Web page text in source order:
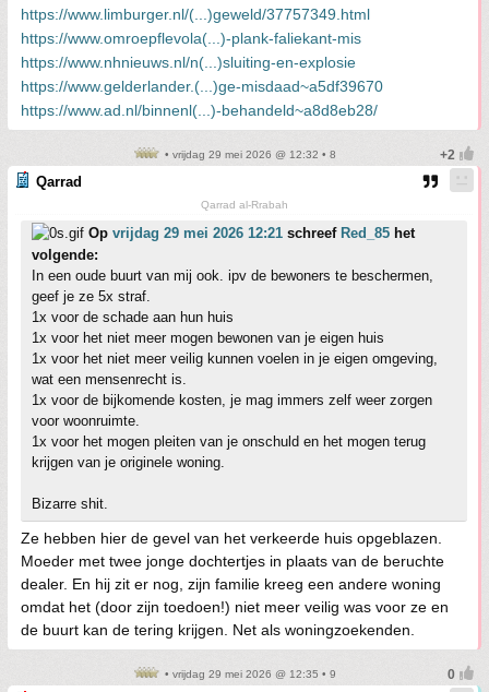
https://www.limburger.nl/(...)geweld/37757349.html
https://www.omroepflevola(...)-plank-faliekant-mis
https://www.nhnieuws.nl/n(...)sluiting-en-explosie
https://www.gelderlander.(...)ge-misdaad~a5df39670
https://www.ad.nl/binnenl(...)-behandeld~a8d8eb28/
• vrijdag 29 mei 2026 @ 12:32 • 8
Qarrad
Qarrad al-Rrabah
Op vrijdag 29 mei 2026 12:21 schreef Red_85 het
volgende:
In een oude buurt van mij ook. ipv de bewoners te beschermen,
geef je ze 5x straf.
1x voor de schade aan hun huis
1x voor het niet meer mogen bewonen van je eigen huis
1x voor het niet meer veilig kunnen voelen in je eigen omgeving,
wat een mensenrecht is.
1x voor de bijkomende kosten, je mag immers zelf weer zorgen
voor woonruimte.
1x voor het mogen pleiten van je onschuld en het mogen terug
krijgen van je originele woning.
Bizarre shit.
Ze hebben hier de gevel van het verkeerde huis opgeblazen.
Moeder met twee jonge dochtertjes in plaats van de beruchte
dealer. En hij zit er nog, zijn familie kreeg een andere woning
omdat het (door zijn toedoen!) niet meer veilig was voor ze en
de buurt kan de tering krijgen. Net als woningzoekenden.
• vrijdag 29 mei 2026 @ 12:35 • 9